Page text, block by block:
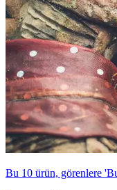
Bu 10 ürün, görenlere